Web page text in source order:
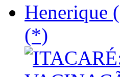
(*)